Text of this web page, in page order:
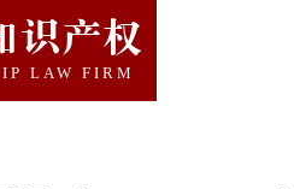
识产权
LAW FIRM